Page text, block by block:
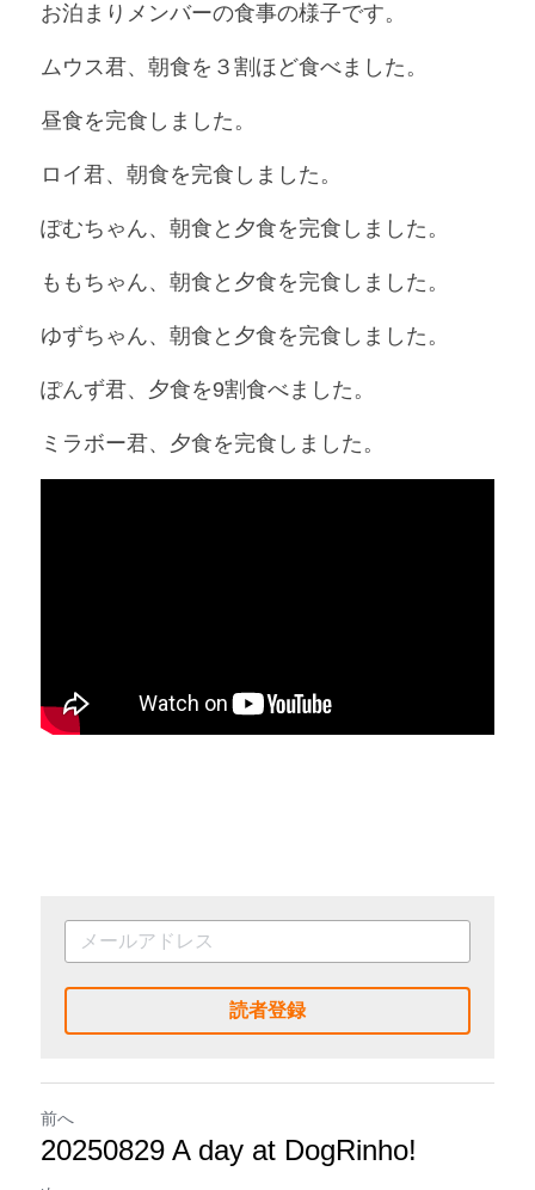
お泊まりメンバーの食事の様子です。
ムウス君、朝食を３割ほど食べました。
昼食を完食しました。
ロイ君、朝食を完食しました。
ぽむちゃん、朝食と夕食を完食しました。
ももちゃん、朝食と夕食を完食しました。
ゆずちゃん、朝食と夕食を完食しました。
ぽんず君、夕食を9割食べました。
ミラボー君、夕食を完食しました。
読者登録
前へ
20250829 A day at DogRinho!